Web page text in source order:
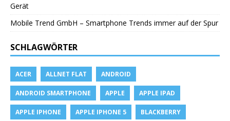
Gerät
Mobile Trend GmbH – Smartphone Trends immer auf der Spur
SCHLAGWÖRTER
ACER ALLNET FLAT ANDROID
ANDROID SMARTPHONE APPLE APPLE IPAD
APPLE IPHONE APPLE IPHONE 5 BLACKBERRY